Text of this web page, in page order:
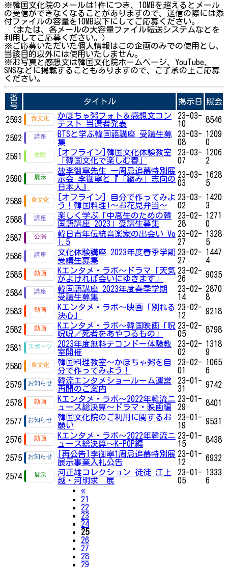
※韓国文化院のメールは1件につき、10MBを超えるとメール
の受信ができなくなることがありますので、送信の際には添
付ファイルの容量を10MB以下にしてご応募ください。
（または、各メールの大容量ファイル転送システムなどを
利用してご応募ください。）
※ご応募いただいた個人情報はこの企画のみでの使用とし、
当該目的以外には使用いたしません。
※お写真と感想文は韓国文化院ホームページ、YouTube、
SNSなどに掲載することもありますので、ご了承の上ご応募
ください。
番
号
タイトル 掲示日 照会
2593
かぼちゃ粥フォト＆感想文コン
テスト 当選者発表
23-03-
10
8546
2592
BTSと学ぶ韓国語講座 受講生募
集
23-03-
08
1209
0
2591
[オフライン]韓国文化体験教室
「韓国文化で楽しむ春」
23-03-
07
1206
2
2590
故李御寧先生 一周忌追慕特別展
示会 李御寧と『「縮み」志向の
日本人』
23-03-
03
1628
5
2589
[オフライン] 自分で作ってみよ
う！韓国料理!〜お花見弁当〜
23-03-
02
1420
3
2588
楽しく学ぶ「中高生のための韓
国語講座 2023」受講生募集
23-02-
28
1271
0
2587
韓日青年伝統音楽家の出会い Vo
l.5
23-02-
27
1328
5
2586
文化体験講座 2023年度春季学期
受講生募集
23-02-
27
1447
4
2585
Kエンタメ・ラボ～ドラマ「天気
がよければ会いにゆきます」
23-02-
26
9035
2584
韓国語講座 2023年度春季学期
受講生募集
23-02-
14
2870
8
2583
Kエンタメ・ラボ～映画「別れる
決心」
23-02-
12
9218
2582
Kエンタメ・ラボ～韓国映画「呪
呪呪／死者をあやつるもの」
23-02-
05
8798
2581
2023年度無料テコンドー体験教
室開催
23-02-
02
1318
9
2580
韓国料理教室〜かぼちゃ粥を自
分で作ってみよう！
23-02-
01
1065
6
2579
韓流エンタメショールーム運営
再開のご案内
23-01-
31
9742
2578
Kエンタメ・ラボ～2022年韓流ニ
ュース総決算～ドラマ・映画編
23-01-
29
8401
2577
韓国文化院のご利用に関するお
願い
23-01-
19
9531
2576
Kエンタメ・ラボ～2022年韓流ニ
ュース総決算～K-POP編
23-01-
15
8438
2575
[再公告]李御寧1周忌追慕特別展
展示事業入札公告
23-01-
12
6932
2574
河正雄コレクション 徒徒 江上
越・河明求 展
23-01-
05
1333
6
«Previous
21
22
23
24
25
26
27
28
29